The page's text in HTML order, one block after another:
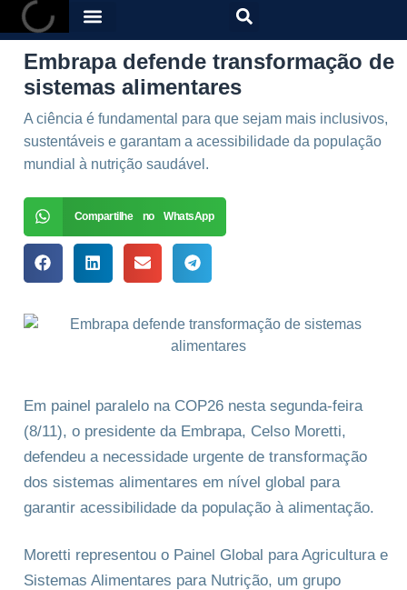
Embrapa defende transformação de
sistemas alimentares
A ciência é fundamental para que sejam mais inclusivos,
sustentáveis e garantam a acessibilidade da população
mundial à nutrição saudável.
Compartilhe no WhatsApp
Em painel paralelo na COP26 nesta segunda-feira
(8/11), o presidente da Embrapa, Celso Moretti,
defendeu a necessidade urgente de transformação
dos sistemas alimentares em nível global para
garantir acessibilidade da população à alimentação.
Moretti representou o Painel Global para Agricultura e
Sistemas Alimentares para Nutrição, um grupo